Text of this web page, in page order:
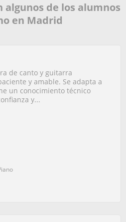
algunos de los alumnos
en Madrid
de canto y guitarra
y amable. Se adapta a
un conocimiento técnico
y...